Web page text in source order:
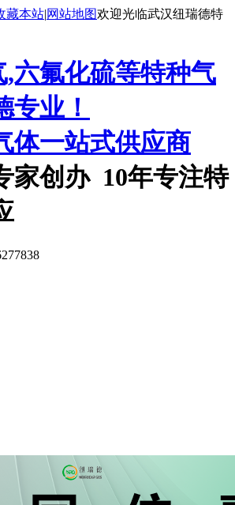
藏本站|网站地图欢迎光临武汉纽瑞德特
体一站式供应商
家创办 10年专注特